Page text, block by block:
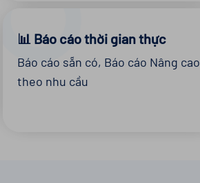
📊 Báo cáo thời gian thực
Báo cáo sẵn có, Báo cáo Nâng cao
theo nhu cầu